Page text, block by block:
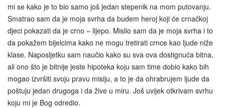
mi se kako je to bio samo još jedan stepenik na mom putovanju.
Smatrao sam da je moja svrha da budem heroj koji će crnačkoj
djeci pokazati da je crno – lijepo. Mislio sam da je moja svrha i to
da pokažem bijelcima kako ne mogu tretirati crnce kao ljude niže
klase. Naposljetku sam naučio kako su sva ova dostignuća bitna,
ali ono što je bitnije jeste hipoteka koju sam time dobio kako bih
mogao izvršiti svoju pravu misiju, a to je da ohrabrujem ljude da
poštuju jedan drugoga i da žive u miru. Još uvijek otkrivam svrhu
koju mi je Bog odredio.